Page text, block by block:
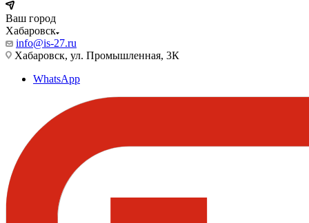
Ваш город
Хабаровск
info@is-27.ru
Хабаровск, ул. Промышленная, 3К
WhatsApp